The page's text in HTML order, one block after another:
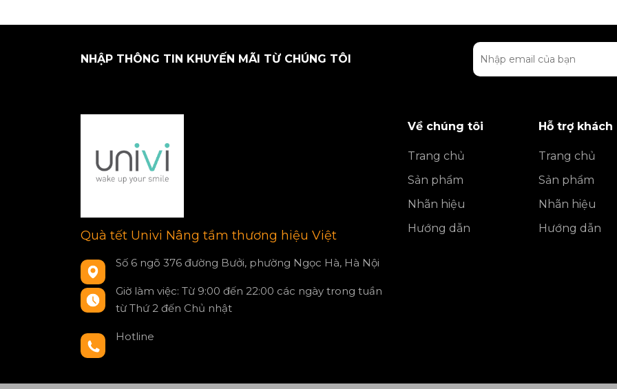
NHẬP THÔNG TIN KHUYẾN MÃI TỪ CHÚNG TÔI
Quà tết Univi Nâng tầm thương hiệu Việt
Số 6 ngõ 376 đường Bưởi, phường Ngọc Hà, Hà Nội
Giờ làm việc: Từ 9:00 đến 22:00 các ngày trong tuần
từ Thứ 2 đến Chủ nhật
Hotline
Về chúng tôi
Trang chủ
Sản phẩm
Nhãn hiệu
Hướng dẫn
Hỗ trợ khách
Trang chủ
Sản phẩm
Nhãn hiệu
Hướng dẫn